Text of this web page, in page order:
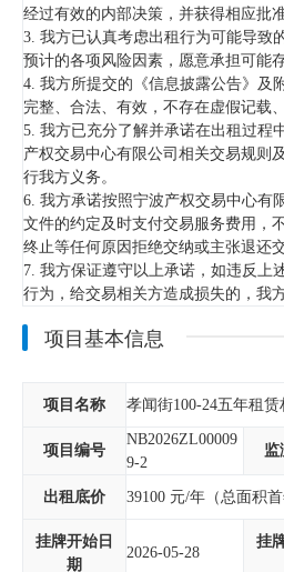
经过有效的内部决策，并获得相应批准
3. 我方已认真考虑出租行为可能导致
预计的各项风险因素，愿意承担可能
4. 我方所提交的《信息披露公告》及
完整、合法、有效，不存在虚假记载
5. 我方已充分了解并承诺在出租过程
产权交易中心有限公司相关交易规则
行我方义务。
6. 我方承诺按照宁波产权交易中心有
文件的约定及时支付交易服务费用，
终止等任何原因拒绝交纳或主张退还
7. 我方保证遵守以上承诺，如违反上
行为，给交易相关方造成损失的，我
项目基本信息
项目名称 孝闻街100-24五年租赁
项目编号
NB2026ZL00009
9-2
监
出租底价 39100 元/年（总面积首
挂牌开始日
期
2026-05-28
挂